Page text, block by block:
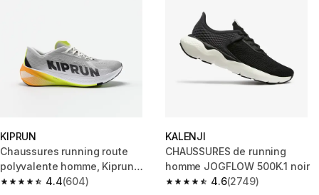
KIPRUN
Chaussures running route
polyvalente homme, Kiprun
Kipcore premium gris vert
4.4
4.4 out of 5 stars from 604 reviews
(604)
KALENJI
CHAUSSURES de running
homme JOGFLOW 500K.1 noir
4.6
4.6 out of 5 stars from 2749
(2749)